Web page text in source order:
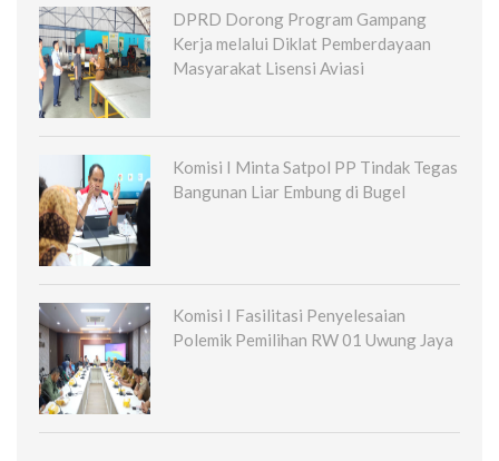
DPRD Dorong Program Gampang
Kerja melalui Diklat Pemberdayaan
Masyarakat Lisensi Aviasi
Komisi I Minta Satpol PP Tindak Tegas
Bangunan Liar Embung di Bugel
Komisi I Fasilitasi Penyelesaian
Polemik Pemilihan RW 01 Uwung Jaya